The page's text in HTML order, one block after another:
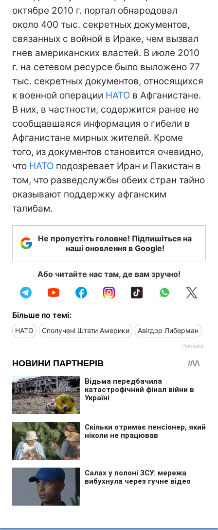
октябре 2010 г. портал обнародовал
около 400 тыс. секретных документов,
связанных с войной в Ираке, чем вызвал
гнев американских властей. В июле 2010
г. на сетевом ресурсе было выложено 77
тыс. секретных документов, относящихся
к военной операции НАТО в Афганистане.
В них, в частности, содержится ранее не
сообщавшаяся информация о гибели в
Афганистане мирных жителей. Кроме
того, из документов становится очевидно,
что НАТО подозревает Иран и Пакистан в
том, что разведслужбы обеих стран тайно
оказывают поддержку афганским
талибам.
Не пропустіть головне! Підпишіться на
наші оновлення в Google!
Або читайте нас там, де вам зручно!
Більше по темі:
НАТО Сполучені Штати Америки Авігдор Либерман